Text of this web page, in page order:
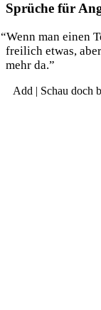
Sprüche für
“Wenn man einen
frei­lich etwas,
mehr da.”
Add | Schau doch